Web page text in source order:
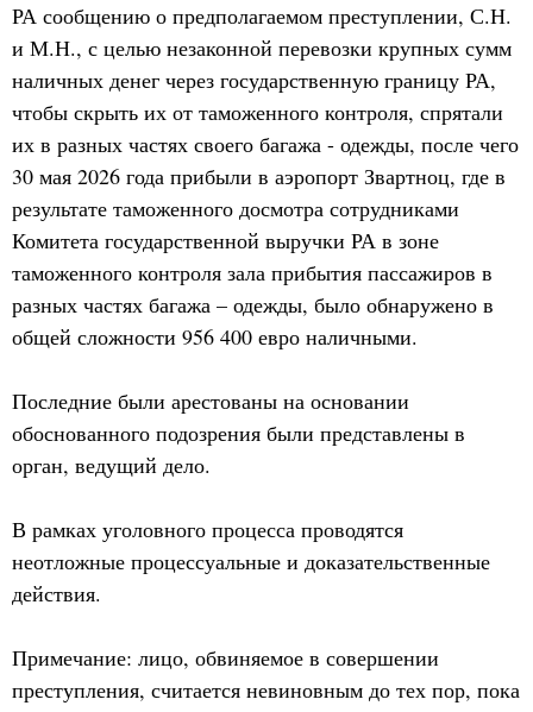
РА сообщению о предполагаемом преступлении, С.Н.
и М.Н., с целью незаконной перевозки крупных сумм
наличных денег через государственную границу РА,
чтобы скрыть их от таможенного контроля, спрятали
их в разных частях своего багажа - одежды, после чего
30 мая 2026 года прибыли в аэропорт Звартноц, где в
результате таможенного досмотра сотрудниками
Комитета государственной выручки РА в зоне
таможенного контроля зала прибытия пассажиров в
разных частях багажа – одежды, было обнаружено в
общей сложности 956 400 евро наличными.
Последние были арестованы на основании
обоснованного подозрения были представлены в
орган, ведущий дело.
В рамках уголовного процесса проводятся
неотложные процессуальные и доказательственные
действия.
Примечание: лицо, обвиняемое в совершении
преступления, считается невиновным до тех пор, пока